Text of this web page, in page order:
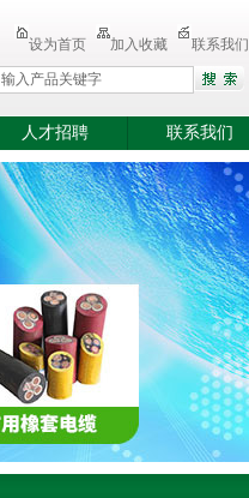
设为首页 加入收藏 联系我们
人才招聘 联系我们